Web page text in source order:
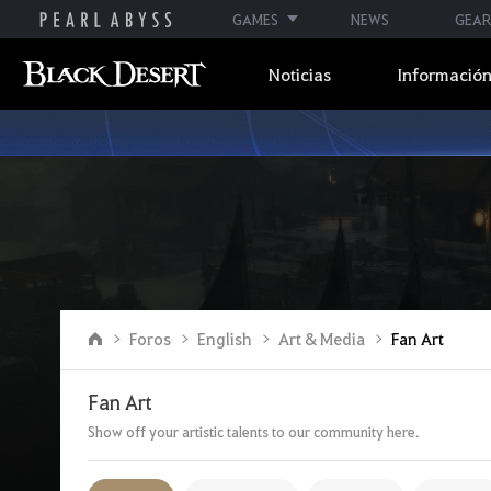
GAMES NEWS GEAR
Noticias
I
a
a
á
n
Foros English Art & Media Fan Art
Fan Art
Show off your artistic talents to our community here.